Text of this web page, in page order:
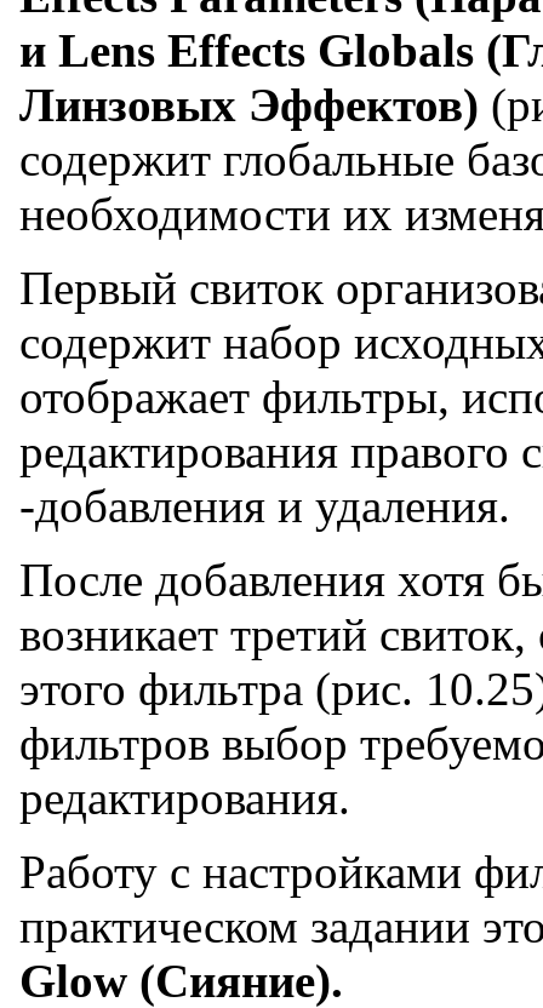
и Lens Effects Globals
Линзовых Эффектов)
содержит глобальные
необходимости их
Первый свиток
содержит набор
отображает фильтры,
редактирования правого
-добавления и удаления.
После добавления хотя
возникает третий
этого фильтра (рис.
фильтров выбор
редактирования.
Работу с настройками
практическом задании
Glow (Сияние).